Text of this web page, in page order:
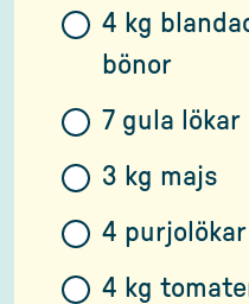
4 kg
bönor
7 gula lökar
3 kg majs
4 purjolökar
4 kg